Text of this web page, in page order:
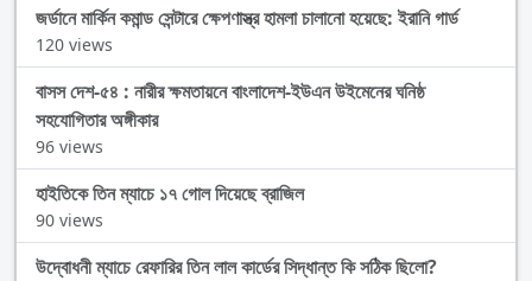
জর্ডানে মার্কিন কমান্ড সেন্টারে ক্ষেপণাস্ত্র হামলা চালানো হয়েছে: ইরানি গার্ড
120 views
বাসস দেশ-৫৪ : নারীর ক্ষমতায়নে বাংলাদেশ-ইউএন উইমেনের ঘনিষ্ঠ
সহযোগিতার অঙ্গীকার
96 views
হাইতিকে তিন ম্যাচে ১৭ গোল দিয়েছে ব্রাজিল
90 views
উদ্বোধনী ম্যাচে রেফারির তিন লাল কার্ডের সিদ্ধান্ত কি সঠিক ছিলো?